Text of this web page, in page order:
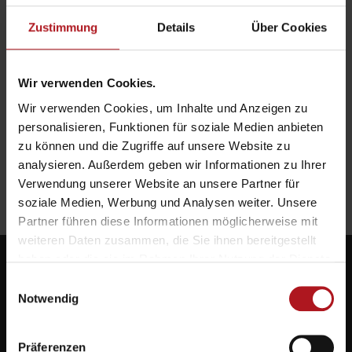
Zustimmung Details Über Cookies
Wir verwenden Cookies.
Wir verwenden Cookies, um Inhalte und Anzeigen zu
personalisieren, Funktionen für soziale Medien anbieten
zu können und die Zugriffe auf unsere Website zu
analysieren. Außerdem geben wir Informationen zu Ihrer
Verwendung unserer Website an unsere Partner für
soziale Medien, Werbung und Analysen weiter. Unsere
Partner führen diese Informationen möglicherweise mit
weiteren Daten zusammen, die Sie ihnen bereitgestellt
Notwendig
Präferenzen